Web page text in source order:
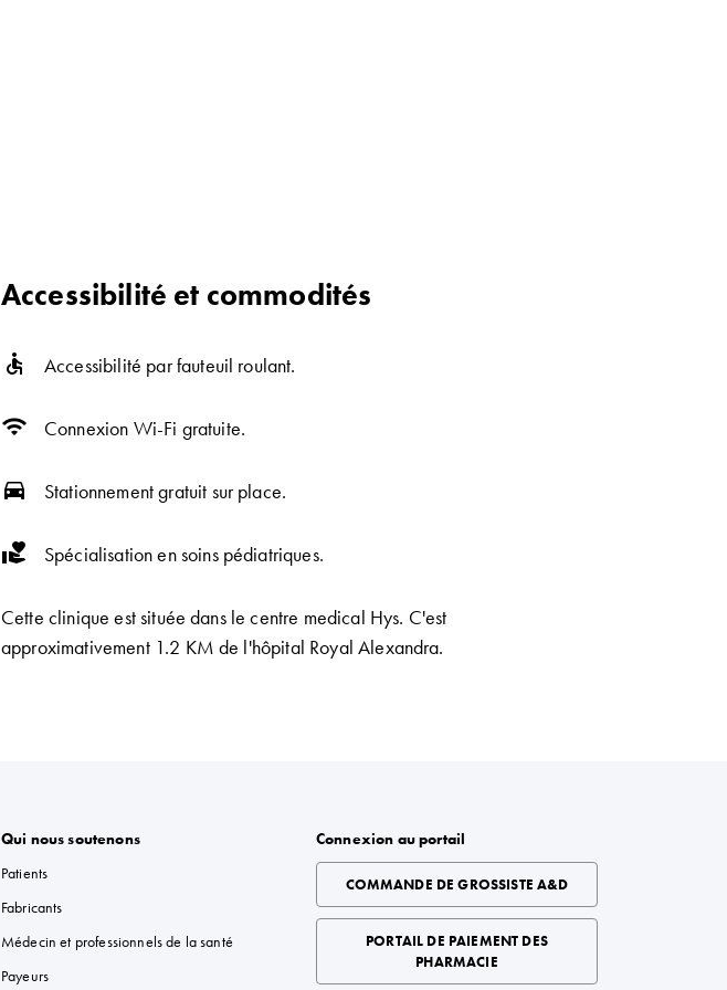
Accessibilité et commodités
accessible Accessibilité par fauteuil roulant.
wifi Connexion Wi-Fi gratuite.
directions_car Stationnement gratuit sur place.
volunteer_activism Spécialisation en soins pédiatriques.
Cette clinique est située dans le centre medical Hys. C'est
approximativement 1.2 KM de l'hôpital Royal Alexandra.
Qui nous soutenons
Patients
Fabricants
Médecin et professionnels de la santé
Payeurs
Connexion au portail
COMMANDE DE GROSSISTE A&D
PORTAIL DE PAIEMENT DES
PHARMACIE